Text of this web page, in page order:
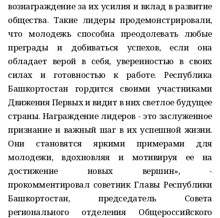
вознаграждение за их усилия и вклад в развитие
общества. Такие лидеры продемонстрировали,
что молодежь способна преодолевать любые
преграды и добиваться успехов, если она
обладает верой в себя, уверенностью в своих
силах и готовностью к работе. Республика
Башкортостан гордится своими участниками
Движения Первых и видит в них светлое будущее
страны. Награждение лидеров - это заслуженное
признание и важный шаг в их успешной жизни.
Они становятся яркими примерами для
молодежи, вдохновляя и мотивируя ее на
достижение новых вершин», -
прокомментировал советник Главы Республики
Башкортостан, председатель Совета
регионального отделения Общероссийского